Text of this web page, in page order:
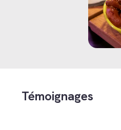
Témoignages